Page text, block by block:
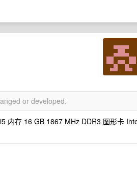
or developed.
内存 16 GB 1867 MHz DDR3 图形卡